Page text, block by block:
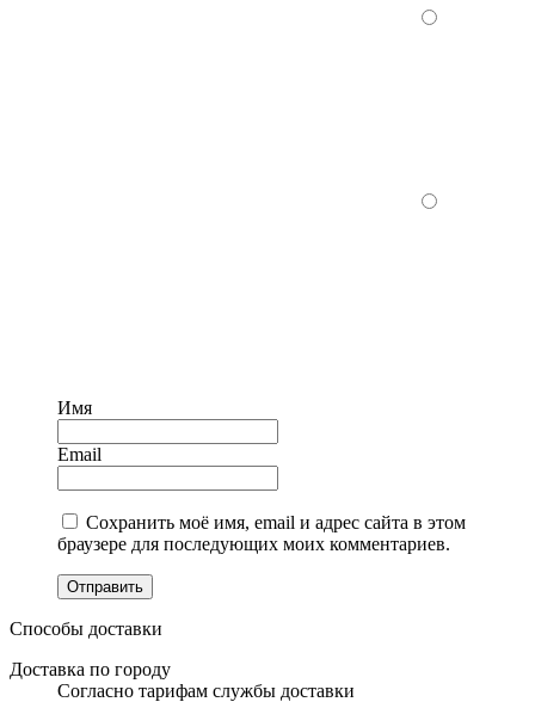
Имя
Email
Сохранить моё имя, email и адрес сайта в этом
браузере для последующих моих комментариев.
Отправить
Способы доставки
Доставка по городу
Согласно тарифам службы доставки